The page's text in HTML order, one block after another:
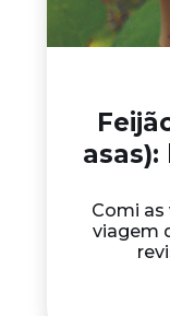
Comi
viagem